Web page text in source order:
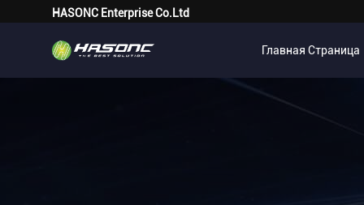
HASONC Enterprise Co.Ltd
Главная Страница